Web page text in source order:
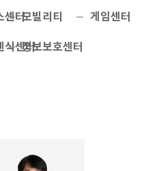
센터모빌리티 게임센터
식센터정보보호센터